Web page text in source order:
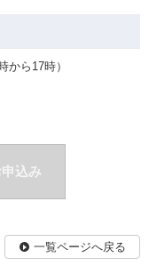
ら17時）
込み
一覧ページへ戻る